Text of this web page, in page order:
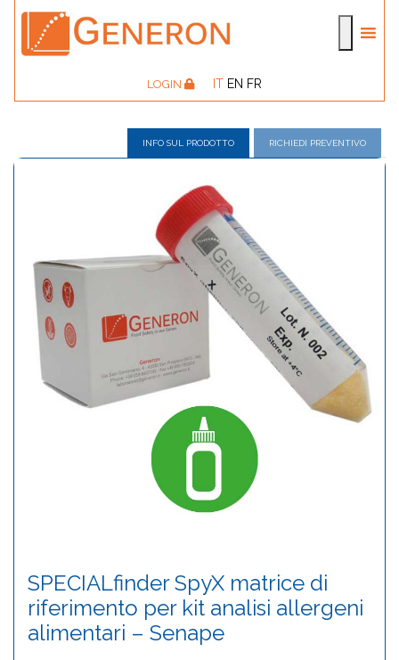
LOGIN IT EN FR
INFO SUL PRODOTTO RICHIEDI PREVENTIVO
SPECIALfinder SpyX matrice di
riferimento per kit analisi allergeni
alimentari – Senape